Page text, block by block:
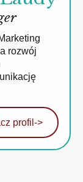
rozwój
profil ->